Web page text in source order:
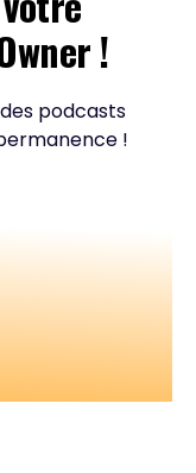
!
podcasts
!